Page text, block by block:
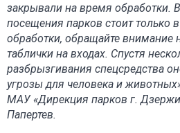
закрывали на время обработки.
посещения парков стоит только
обработки, обращайте
таблички на входах. Спустя
разбрызгивания спецсредства
угрозы для человека и
МАУ «Дирекция парков г.
Папертев.